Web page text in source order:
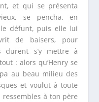
et qui se présenta
se pencha, en
défunt, puis elle lui
de baisers, pour
durent s’y mettre à
: alors qu’Henry se
au beau milieu des
et voulut à toute
ressembles à ton père